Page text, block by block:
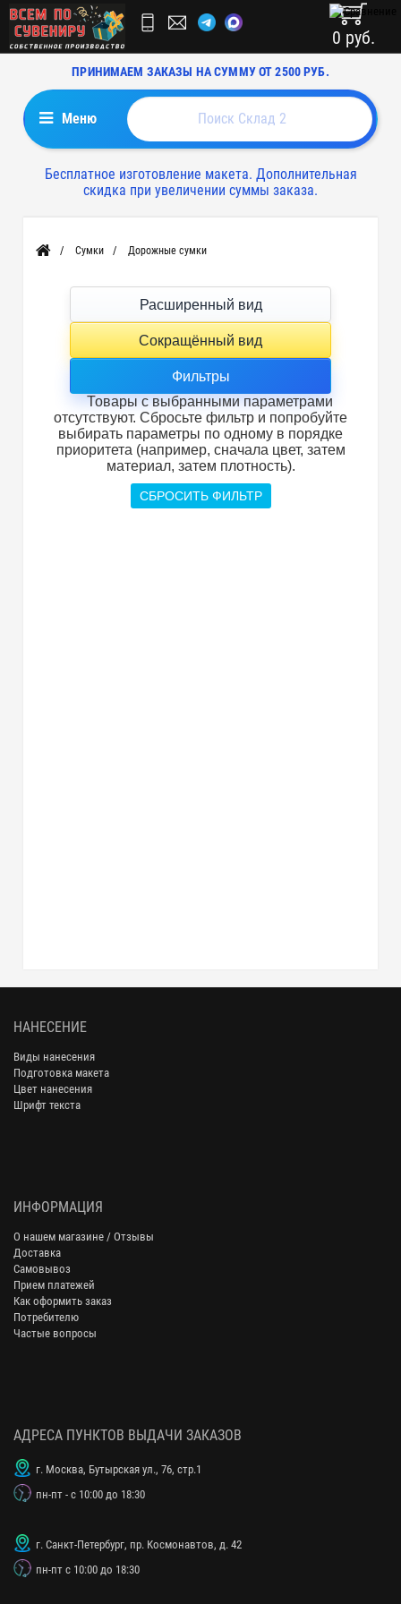
ПРИНИМАЕМ ЗАКАЗЫ НА СУММУ ОТ 2500 РУБ.
0 руб.
Меню
Бесплатное изготовление макета. Дополнительная
скидка при увеличении суммы заказа.
Главная Сумки Дорожные сумки
Расширенный вид
Сокращённый вид
Фильтры
Товары с выбранными параметрами
отсутствуют. Сбросьте фильтр и попробуйте
выбирать параметры по одному в порядке
приоритета (например, сначала цвет, затем
материал, затем плотность).
СБРОСИТЬ ФИЛЬТР
НАНЕСЕНИЕ
Виды нанесения
Подготовка макета
Цвет нанесения
Шрифт текста
ИНФОРМАЦИЯ
О нашем магазине / Отзывы
Доставка
Самовывоз
Прием платежей
Как оформить заказ
Потребителю
Частые вопросы
АДРЕСА ПУНКТОВ ВЫДАЧИ ЗАКАЗОВ
г. Москва, Бутырская ул., 76, стр.1
пн-пт - с 10:00 до 18:30
г. Санкт-Петербург, пр. Космонавтов, д. 42
пн-пт с 10:00 до 18:30